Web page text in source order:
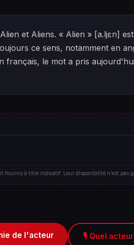
et Aliens. « Alien » [a.ljɛn]
ce sens, notamment en
français, le mot a pris
fournis à titre indicatif. Leur disponibilité n'est pas
de l'acteur 🎙️ Quel